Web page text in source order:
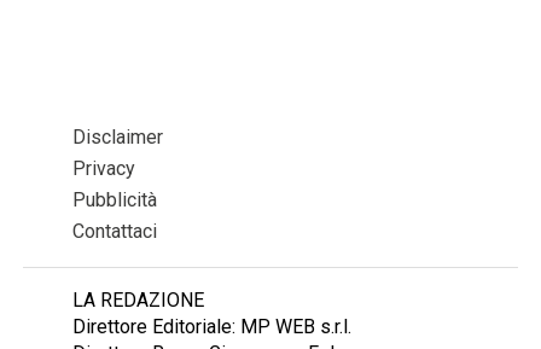
Disclaimer
Privacy
Pubblicità
Contattaci
LA REDAZIONE
Direttore Editoriale: MP WEB s.r.l.